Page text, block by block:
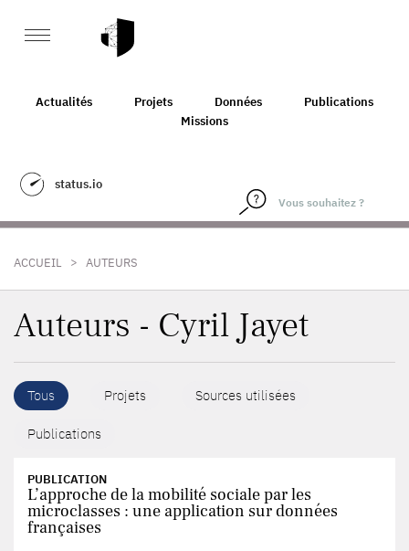
Actualités Projets Données
Publications
Missions
status.io
ACCUEIL > AUTEURS
Auteurs - Cyril Jayet
Tous Projets Sources utilisées
Publications
PUBLICATION
L’approche de la mobilité sociale par les
microclasses : une application sur données
françaises